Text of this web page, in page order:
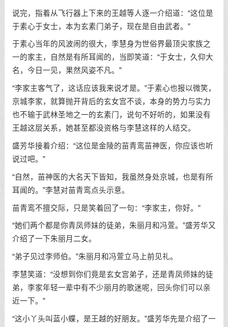
说完，指着从飞行器上下来的王越等人逐一介绍道：“这位是
于素心于女士，本为玄素门弟子，现在是自由武者。”
于素心当年的风波闹的很大，李慧身为世俗界最顶尖家族之
一的家主，自然是有所耳闻的，当即笑道：“于女士，久仰大
名，今日一见，果然风姿不凡。”
“李家主客气了，这话应该我来说才是。”于素心也报以微笑，
京城李家，就算抛开背后的玄女宫不谈，本身的势力与实力
也不输于武林圣地之一的玄素门，说句不好听的，如果没有
王越这层关系，她甚至都没资格与李慧这样的人结交。
盛芳华接着介绍：“这位是金陵的苗青鸾苗神医，你应该也听
说过吧。”
“自然，苗神医的大名天下皆知，我虽然身处京城，也是有所
耳闻的。”李慧对苗青鸾点头示意。
苗青鸾不擅交际，只是笑着回了一句：“李家主，你好。”
“她们两个都是你青凤师妹的徒弟，朱丽月和冯萱。”盛芳华又
介绍了一下朱丽月二女。
“弟子见过李师伯。”朱丽月和冯萱立马上前见礼。
李慧笑道：“没想到你们竟是玄女宫弟子，还是青凤师妹的徒
弟，李家年轻一辈中有不少丽月的歌迷呢，回头你们可以亲
近一下。”
“这小丫头叫蓝小蝶，是王越的好朋友。”盛芳华先是介绍了一